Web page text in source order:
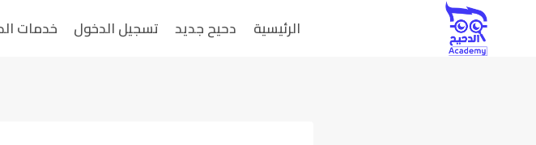
الرئيسية دحيح جديد تسجيل الدخول خدمات